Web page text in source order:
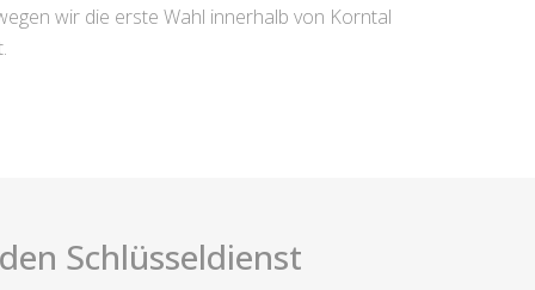
wir die erste Wahl innerhalb von Korntal
Schlüsseldienst